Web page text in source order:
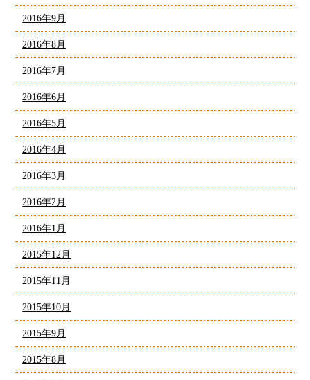
2016年9月
2016年8月
2016年7月
2016年6月
2016年5月
2016年4月
2016年3月
2016年2月
2016年1月
2015年12月
2015年11月
2015年10月
2015年9月
2015年8月